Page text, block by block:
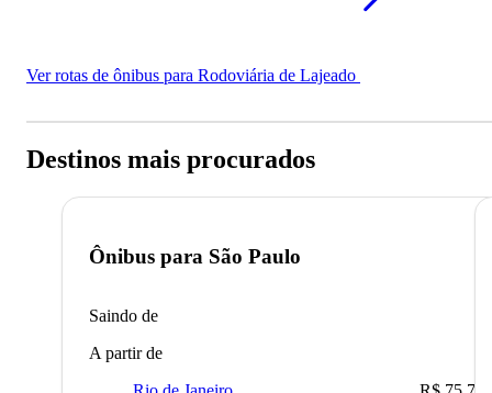
Ver rotas de ônibus para Rodoviária de Lajeado
Destinos mais procurados
Ônibus para São Paulo
Saindo de
A partir de